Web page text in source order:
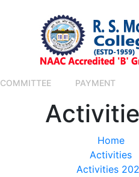
COMMITTEE PAYMENT
Home
Activities
Activities